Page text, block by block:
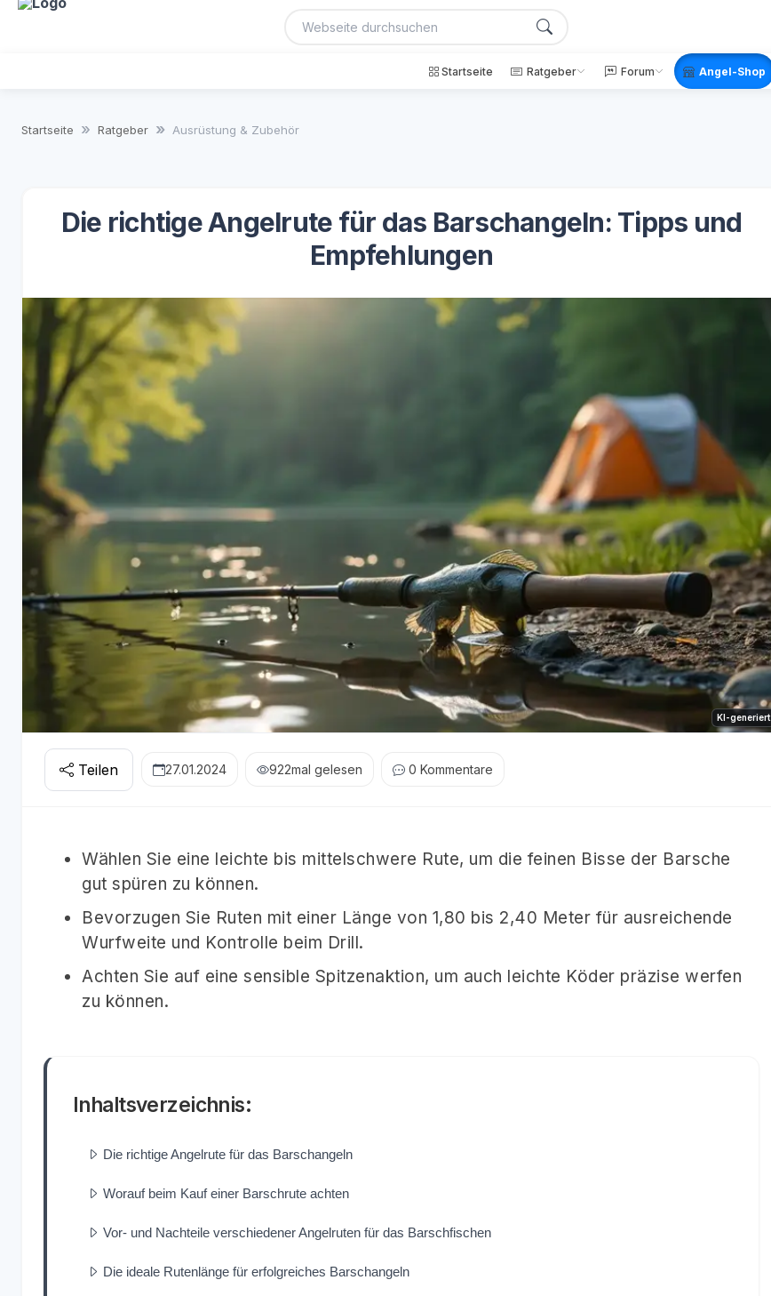
Startseite Ratgeber Forum Angel-Shop
Startseite Ratgeber Ausrüstung & Zubehör
Die richtige Angelrute für das Barschangeln: Tipps und
Empfehlungen
KI-generiert
Teilen 27.01.2024 922mal gelesen 0 Kommentare
Wählen Sie eine leichte bis mittelschwere Rute, um die feinen Bisse der Barsche
gut spüren zu können.
Bevorzugen Sie Ruten mit einer Länge von 1,80 bis 2,40 Meter für ausreichende
Wurfweite und Kontrolle beim Drill.
Achten Sie auf eine sensible Spitzenaktion, um auch leichte Köder präzise werfen
zu können.
Inhaltsverzeichnis:
Die richtige Angelrute für das Barschangeln
Worauf beim Kauf einer Barschrute achten
Vor- und Nachteile verschiedener Angelruten für das Barschfischen
Die ideale Rutenlänge für erfolgreiches Barschangeln